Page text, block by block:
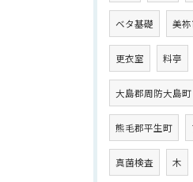
ベタ基礎 美
更衣室 料亭
大島郡周防大島町
熊毛郡平生町
真菌検査 木